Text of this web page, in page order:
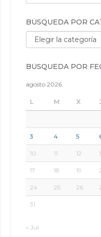
BÚSQUEDA POR
Búsqueda por
BÚSQUEDA POR
agosto 2026
L M X
3 4 5
10 11 12
17 18 19
24 25 26
31
« Jul